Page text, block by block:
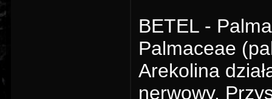
BETEL -
Palmaceae
Arekolina
nerwowy.